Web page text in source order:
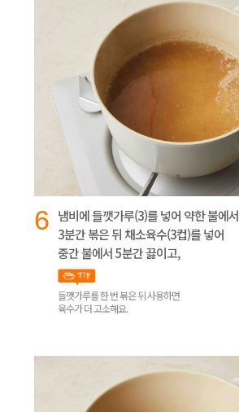
6 냄비에 들깻가루(3)를 넣어 약한 불에서
3분간 볶은 뒤 채소육수(3컵)를 넣어
중간 불에서 5분간 끓이고,
들깻가루를 한 번 볶은 뒤 사용하면
육수가 더 고소해요.